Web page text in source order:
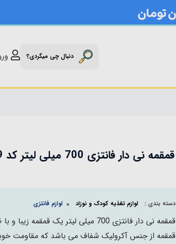
دنبال چی میگردی؟
قمقمه نی دار فانتزی 700 میلی لیتر کد KKN0119
دسته بندی : لوازم تغذیه کودک و نوزاد لوازم فانتزی
قمقمه نی دار فانتزی 700 میلی لیتر یک
قمقمه از جنس آکرولیک شفاف می باشد که مقاومت